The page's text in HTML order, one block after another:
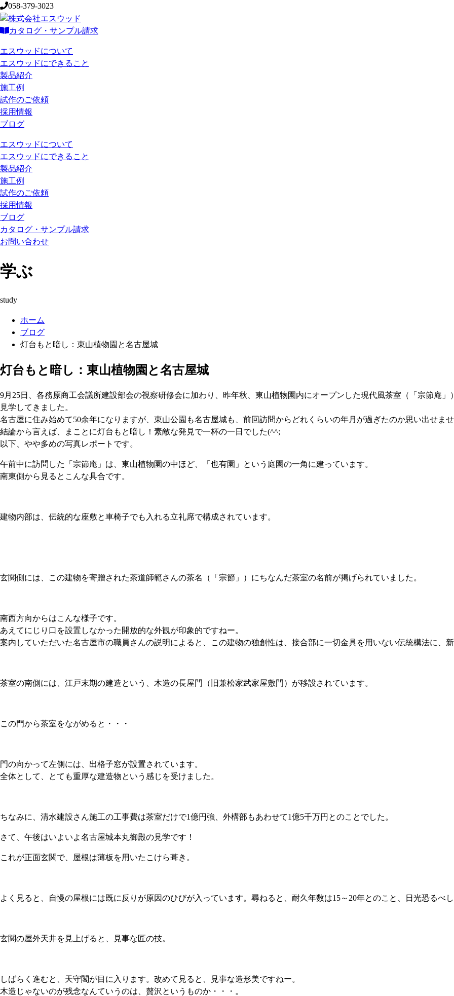
058-379-3023
カタログ・サンプル請求
エスウッドについて
エスウッドにできること
製品紹介
施工例
試作のご依頼
採用情報
ブログ
エスウッドについて
エスウッドにできること
製品紹介
施工例
試作のご依頼
採用情報
ブログ
カタログ・サンプル請求
お問い合わせ
学ぶ
study
ホーム
ブログ
灯台もと暗し：東山植物園と名古屋城
灯台もと暗し：東山植物園と名古屋城
9月25日、各務原商工会議所建設部会の視察研修会に加わり、昨年秋、東山植物園内にオープンした現代風茶室（「宗節庵
見学してきました。
名古屋に住み始めて50余年になりますが、東山公園も名古屋城も、前回訪問からどれくらいの年月が過ぎたのか思い出せま
結論から言えば、まことに灯台もと暗し！素敵な発見で一杯の一日でした(^^;
以下、やや多めの写真レポートです。
午前中に訪問した「宗節庵」は、東山植物園の中ほど、「也有園」という庭園の一角に建っています。
南東側から見るとこんな具合です。
建物内部は、伝統的な座敷と車椅子でも入れる立礼席で構成されています。
玄関側には、この建物を寄贈された茶道師範さんの茶名（「宗節」）にちなんだ茶室の名前が掲げられていました。
南西方向からはこんな様子です。
あえてにじり口を設置しなかった開放的な外観が印象的ですねー。
案内していただいた名古屋市の職員さんの説明によると、この建物の独創性は、接合部に一切金具を用いない伝統構法に、
茶室の南側には、江戸末期の建造という、木造の長屋門（旧兼松家武家屋敷門）が移設されています。
この門から茶室をながめると・・・
門の向かって左側には、出格子窓が設置されています。
全体として、とても重厚な建造物という感じを受けました。
ちなみに、清水建設さん施工の工事費は茶室だけで1億円強、外構部もあわせて1億5千万円とのことでした。
さて、午後はいよいよ名古屋城本丸御殿の見学です！
これが正面玄関で、屋根は薄板を用いたこけら葺き。
よく見ると、自慢の屋根には既に反りが原因のひびが入っています。尋ねると、耐久年数は15～20年とのこと、日光恐るべ
玄関の屋外天井を見上げると、見事な匠の技。
しばらく進むと、天守閣が目に入ります。改めて見ると、見事な造形美ですねー。
木造じゃないのが残念なんていうのは、贅沢というものか・・・。